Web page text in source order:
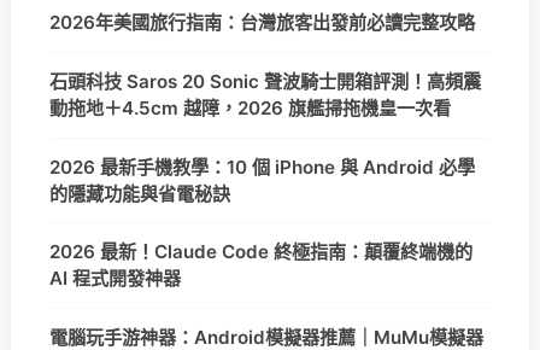
2026年美國旅行指南：台灣旅客出發前必讀完整攻略
石頭科技 Saros 20 Sonic 聲波騎士開箱評測！高頻震
動拖地＋4.5cm 越障，2026 旗艦掃拖機皇一次看
2026 最新手機教學：10 個 iPhone 與 Android 必學
的隱藏功能與省電秘訣
2026 最新！Claude Code 終極指南：顛覆終端機的
AI 程式開發神器
電腦玩手游神器：Android模擬器推薦｜MuMu模擬器